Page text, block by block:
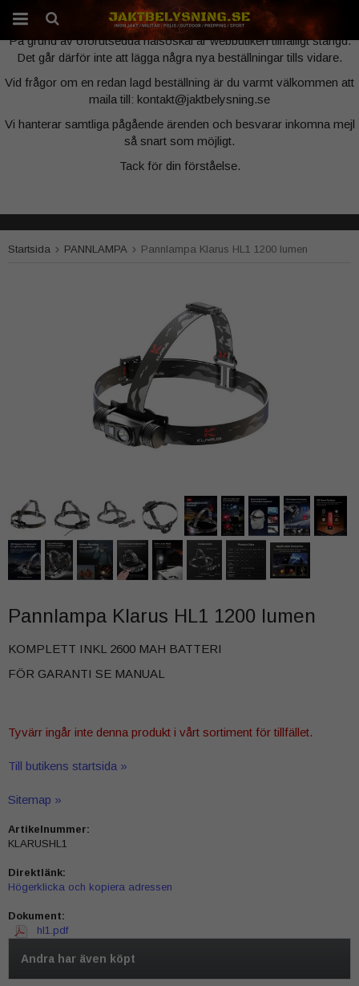
Webbutiken är tillfälligt stängd
På grund av oförutsedda hälsoskäl är webbutiken tillfälligt stängd.
Det går därför inte att lägga några nya beställningar tills vidare.
Vid frågor om en redan lagd beställning är du varmt välkommen att
maila till: kontakt@jaktbelysning.se
Vi hanterar samtliga pågående ärenden och besvarar inkomna mejl
så snart som möjligt.
Tack för din förståelse.
Startsida PANNLAMPA Pannlampa Klarus HL1 1200 lumen
Pannlampa Klarus HL1 1200 lumen
KOMPLETT INKL 2600 MAH BATTERI
FÖR GARANTI SE MANUAL
Tyvärr ingår inte denna produkt i vårt sortiment för tillfället.
Till butikens startsida »
Sitemap »
Artikelnummer:
KLARUSHL1
Direktlänk:
Högerklicka och kopiera adressen
Dokument:
hl1.pdf
Andra har även köpt